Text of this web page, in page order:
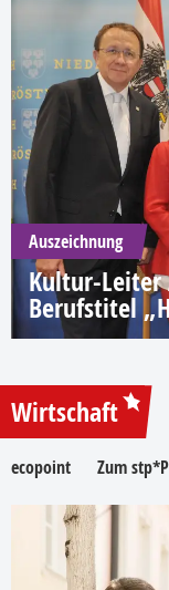
Auszeichnung
Kultur-
Berufstitel
Wirtschaft
ecopoint Zum